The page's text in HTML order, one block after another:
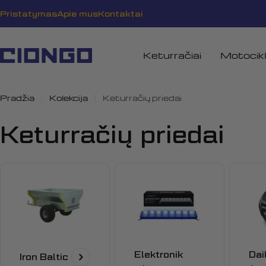
prie
PristatymasApie musKontaktai
Keturračiai
Pradžia Kolekcija Keturračių priedai
K
Keturračių priedai
Iron Baltic
Elektronik